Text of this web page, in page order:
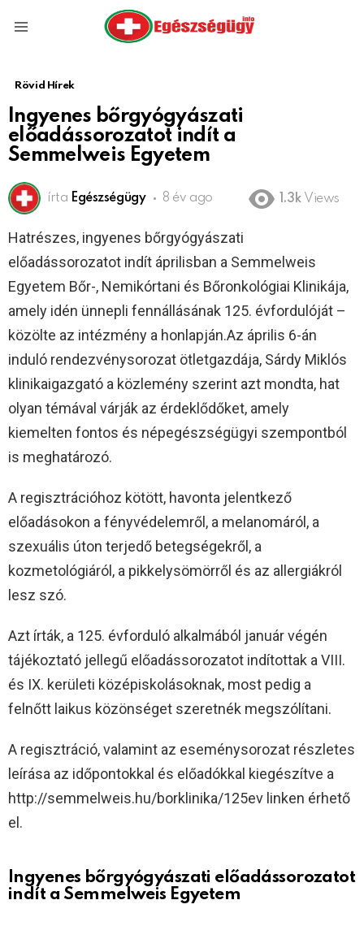
Rövid Hírek
Ingyenes bőrgyógyászati
előadássorozatot indít a
Semmelweis Egyetem
írta Egészségügy 8 év ago 1.3k Views
Hatrészes, ingyenes bőrgyógyászati
előadássorozatot indít áprilisban a Semmelweis
Egyetem Bőr-, Nemikórtani és Bőronkológiai Klinikája,
amely idén ünnepli fennállásának 125. évfordulóját –
közölte az intézmény a honlapján.Az április 6-án
induló rendezvénysorozat ötletgazdája, Sárdy Miklós
klinikaigazgató a közlemény szerint azt mondta, hat
olyan témával várják az érdeklődőket, amely
kiemelten fontos és népegészségügyi szempontból
is meghatározó.
A regisztrációhoz kötött, havonta jelentkező
előadásokon a fényvédelemről, a melanomáról, a
szexuális úton terjedő betegségekről, a
kozmetológiáról, a pikkelysömörről és az allergiákról
lesz szó.
Azt írták, a 125. évforduló alkalmából január végén
tájékoztató jellegű előadássorozatot indítottak a VIII.
és IX. kerületi középiskolásoknak, most pedig a
felnőtt laikus közönséget szeretnék megszólítani.
A regisztráció, valamint az eseménysorozat részletes
leírása az időpontokkal és előadókkal kiegészítve a
http://semmelweis.hu/borklinika/125ev linken érhető
el.
Ingyenes bőrgyógyászati előadássorozatot
indít a Semmelweis Egyetem